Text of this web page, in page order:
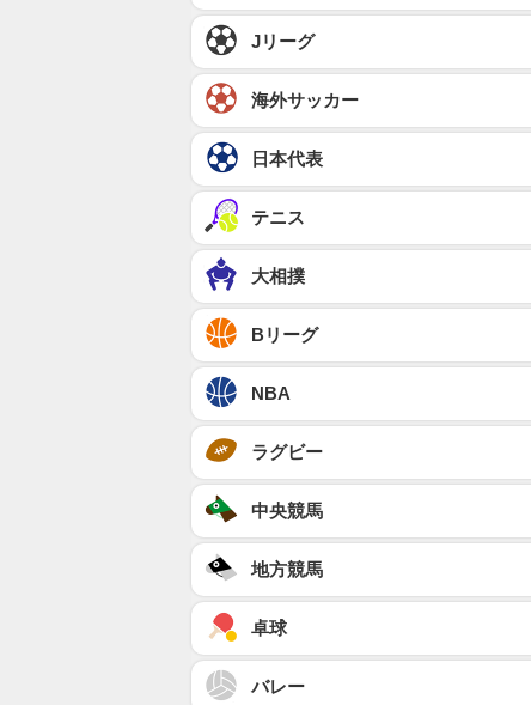
Jリーグ
海外サッカー
日本代表
テニス
大相撲
Bリーグ
NBA
ラグビー
中央競馬
地方競馬
卓球
バレー